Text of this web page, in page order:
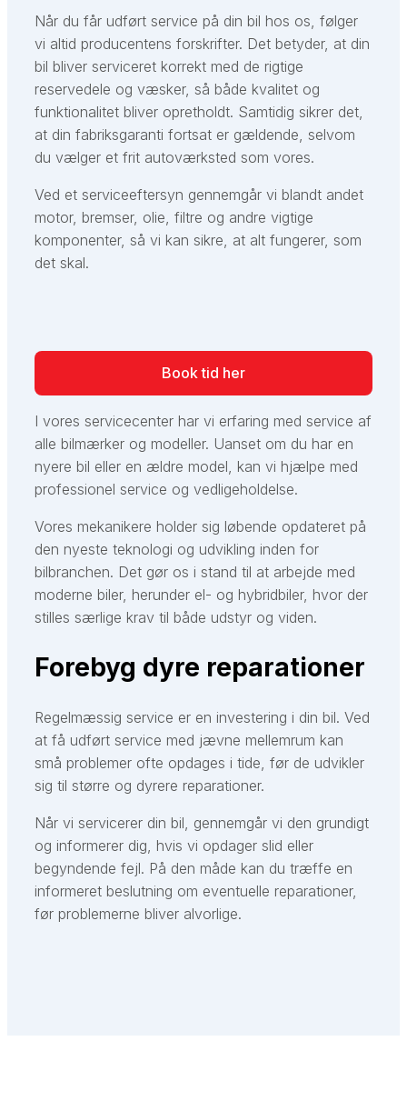
Når du får udført service på din bil hos os, følger
vi altid producentens forskrifter. Det betyder, at din
bil bliver serviceret korrekt med de rigtige
reservedele og væsker, så både kvalitet og
funktionalitet bliver opretholdt. Samtidig sikrer det,
at din fabriksgaranti fortsat er gældende, selvom
du vælger et frit autoværksted som vores.
Ved et serviceeftersyn gennemgår vi blandt andet
motor, bremser, olie, filtre og andre vigtige
komponenter, så vi kan sikre, at alt fungerer, som
det skal.
Book tid her
I vores servicecenter har vi erfaring med service af
alle bilmærker og modeller. Uanset om du har en
nyere bil eller en ældre model, kan vi hjælpe med
professionel service og vedligeholdelse.
Vores mekanikere holder sig løbende opdateret på
den nyeste teknologi og udvikling inden for
bilbranchen. Det gør os i stand til at arbejde med
moderne biler, herunder el- og hybridbiler, hvor der
stilles særlige krav til både udstyr og viden.
Forebyg dyre reparationer
Regelmæssig service er en investering i din bil. Ved
at få udført service med jævne mellemrum kan
små problemer ofte opdages i tide, før de udvikler
sig til større og dyrere reparationer.
Når vi servicerer din bil, gennemgår vi den grundigt
og informerer dig, hvis vi opdager slid eller
begyndende fejl. På den måde kan du træffe en
informeret beslutning om eventuelle reparationer,
før problemerne bliver alvorlige.